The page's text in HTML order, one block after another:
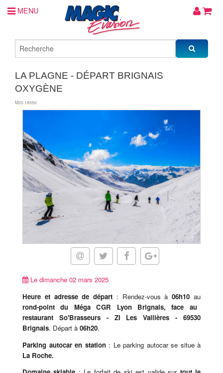
MENU
LA PLAGNE - DÉPART BRIGNAIS
OXYGÈNE
M20.18550
Le dimanche 02 mars 2025
Heure et adresse de départ : Rendez-vous à06h10 au
rond-point du Méga CGR Lyon Brignais, face au
restaurant So'Brasseurs - ZI Les Vallières - 69530
Brignais. Départ à 06h20.
Parking autocar en station : Le parking autocar se situe à
La Roche.